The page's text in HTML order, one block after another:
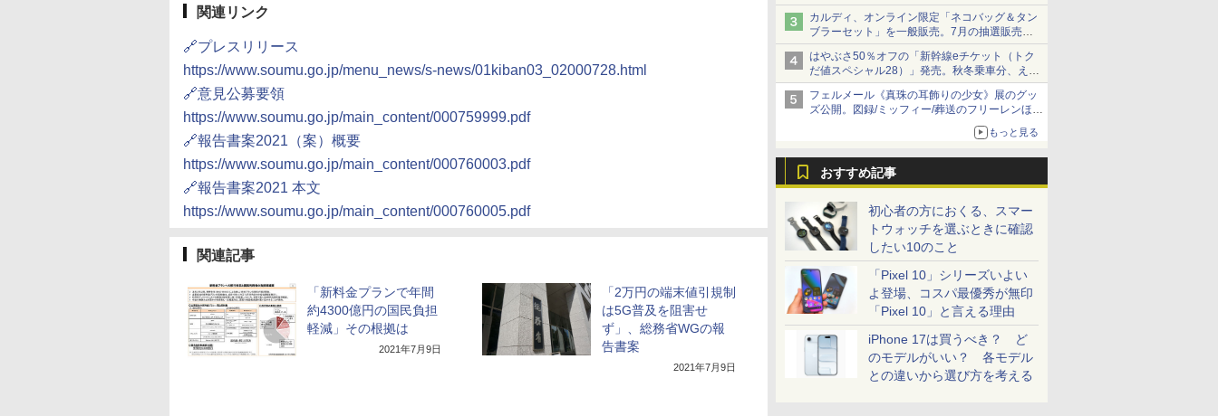
カルディ、オンライン限定「ネコバッグ＆タン
ブラーセット」を一般販売。7月の抽選販売の
当選無効分
はやぶさ50％オフの「新幹線eチケット（トク
だ値スペシャル28）」発売。秋冬乗車分、えき
ねっと限定
フェルメール《真珠の耳飾りの少女》展のグッ
ズ公開。図録/ミッフィー/葬送のフリーレンほ
もっと見る
おすすめ記事
初心者の方におくる、スマー
トウォッチを選ぶときに確認
したい10のこと
「Pixel 10」シリーズいよい
よ登場、コスパ最優秀が無印
「Pixel 10」と言える理由
iPhone 17は買うべき？ ど
のモデルがいい？ 各モデル
との違いから選び方を考える
関連リンク
🔗プレスリリース
https://www.soumu.go.jp/menu_news/s-news/01kiban03_02000728.html
🔗意見公募要領
https://www.soumu.go.jp/main_content/000759999.pdf
🔗報告書案2021（案）概要
https://www.soumu.go.jp/main_content/000760003.pdf
🔗報告書案2021 本文
https://www.soumu.go.jp/main_content/000760005.pdf
関連記事
「新料金プランで年間
約4300億円の国民負担
軽減」その根拠は
2021年7月9日
「2万円の端末値引規制
は5G普及を阻害せ
ず」、総務省WGの報
告書案
2021年7月9日